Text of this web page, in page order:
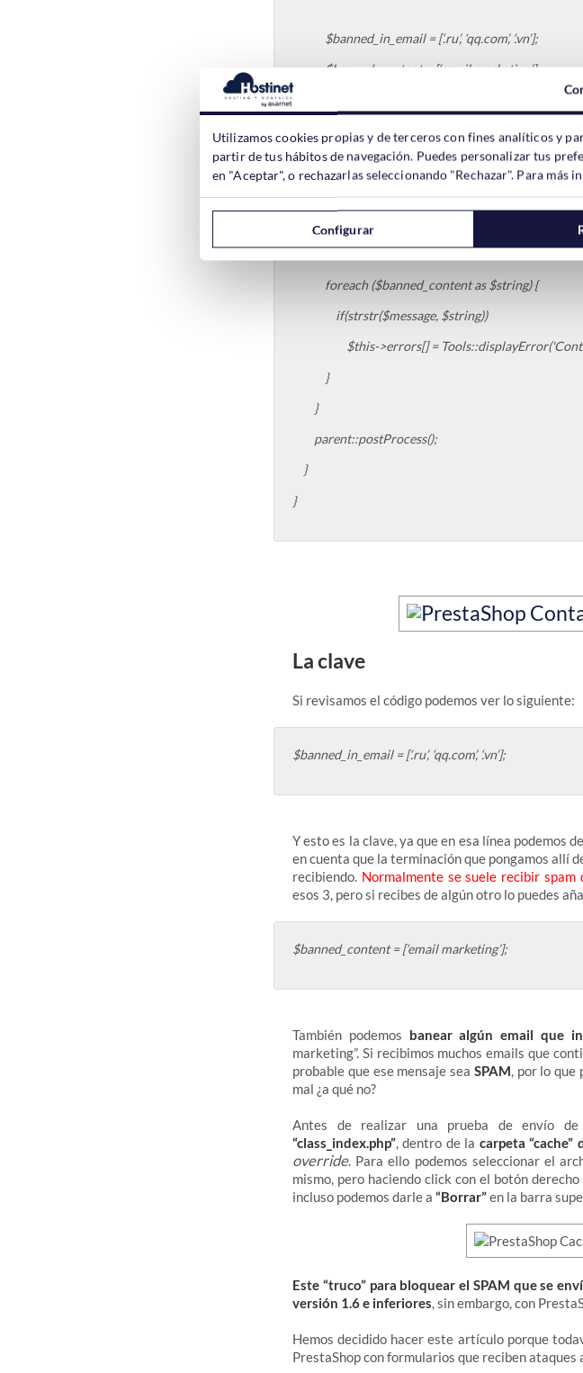
$banned_in_email = [‘.ru’, ‘qq.com’, ‘.vn’];
$banned_content = [‘email marketing’];
foreach ($banned_in_email as $string) {
if(strstr($from, $string))
}
foreach ($banned_content as $string) {
if(strstr($message, $string))
$this->errors[] =
}
}
parent::postProcess();
}
}
La clave
Si revisamos el código podemos ver lo siguiente:
$banned_in_email = [‘.ru’, ‘qq.com’, ‘.vn’];
Y esto es la clave, ya que en esa línea podemos
en cuenta que la terminación que pongamos allí
recibiendo. Normalmente se suele recibir spam
esos 3, pero si recibes de algún otro lo puedes
$banned_content = [‘email marketing’];
También podemos banear algún email que
marketing”. Si recibimos muchos emails que
probable que ese mensaje sea SPAM, por lo que
mal ¿a qué no?
Antes de realizar una prueba de envío de
“class_index.php”, dentro de la carpeta “cache”
override. Para ello podemos seleccionar el
mismo, pero haciendo click con el botón
incluso podemos darle a “Borrar”en la barra
Este “truco” para bloquear el SPAM que se
versión 1.6 e inferiores, sin embargo, con
Hemos decidido hacer este artículo porque
PrestaShop con formularios que reciben ataques
Utilizamos cookies propias y de terceros con fines analíticos y
partir de tus hábitos de navegación. Puedes personalizar tus
en "Aceptar", o rechazarlas seleccionando "Rechazar". Para más
Configurar